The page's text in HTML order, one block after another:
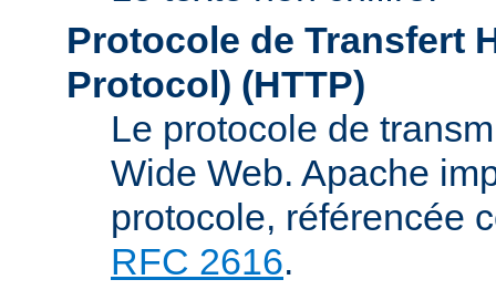
Protocole de Transfert
Protocol) (HTTP)
Le protocole de
Wide Web. Apache
protocole, référencée
RFC 2616.